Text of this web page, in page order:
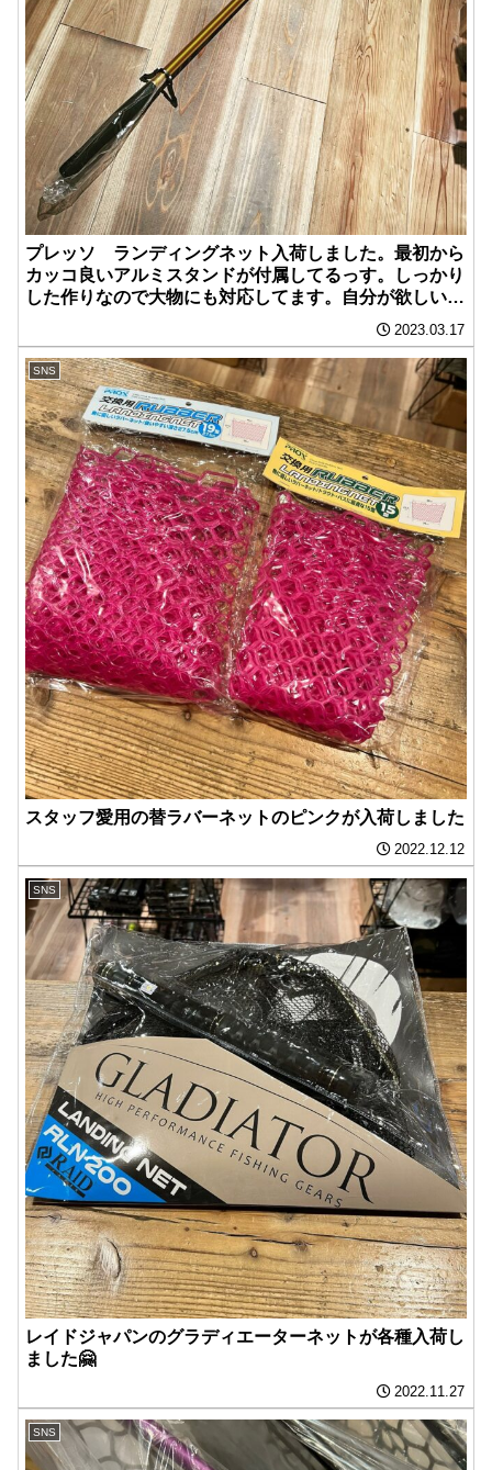
プレッソ ランディングネット入荷しました。最初から
カッコ良いアルミスタンドが付属してるっす。しっかり
した作りなので大物にも対応してます。自分が欲しいか
2023.03.17
SNS
スタッフ愛用の替ラバーネットのピンクが入荷しました️
2022.12.12
SNS
レイドジャパンのグラディエーターネットが各種入荷し
ました🤗
2022.11.27
SNS